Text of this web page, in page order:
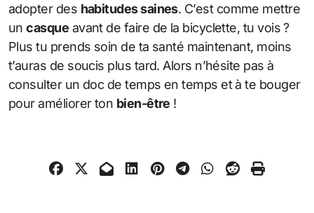
adopter des habitudes saines. C’est comme mettre
uncasque avant de faire de la bicyclette, tu vois ?
Plus tu prends soin de ta santé maintenant, moins
t’auras de soucis plus tard. Alors n’hésite pas à
consulter un doc de temps en temps et à te bouger
pour améliorer ton bien-être !